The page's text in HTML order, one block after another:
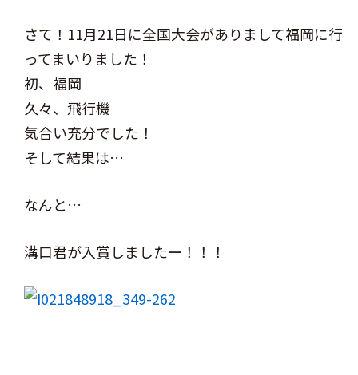
さて！11月21日に全国大会がありまして福岡に行
ってまいりました！
初、福岡
久々、飛行機
気合い充分でした！
そして結果は…
なんと…
溝口君が入賞しましたー！！！